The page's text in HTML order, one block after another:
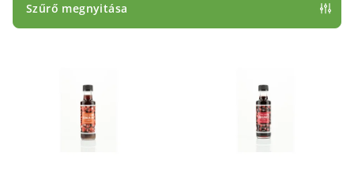
k
Szűrő megnyitása